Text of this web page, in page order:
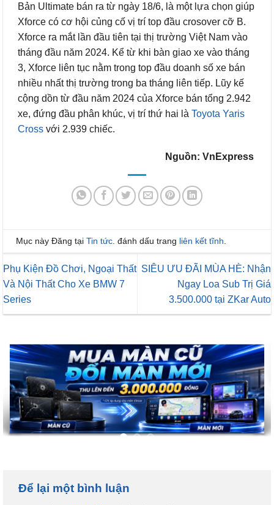
Bản Ultimate bán ra từ ngày 18/6, là một lựa chọn giúp
Xforce có cơ hội củng cố vị trí top đầu crosover cỡ B.
Xforce ra mắt lần đầu tiên tại thị trường Việt Nam vào
tháng đầu năm 2024. Kể từ khi bàn giao xe vào tháng
3, Xforce liên tục nằm trong top đầu doanh số xe bán
nhiều nhất thị trường trong ba tháng liên tiếp. Lũy kế
cộng dồn từ đầu năm 2024 của Xforce bán tổng 2.942
xe, đứng đầu phân khúc, vị trí thứ hai là Toyota Yaris
Cross với 2.939 chiếc.
Nguồn: VnExpress
Mục này Đăng tại Tin tức . đánh dấu trang liên kết tĩnh
Phụ Kiện Đồ Chơi, Ngoại Thất
Và Nội Thất Cho Xe BMW 7
Series
SIÊU ƯU ĐÃI MÙA HÈ: Nhận
Ngay Loa Sub Trị Giá
3.500.000 tại ZKar Auto
Để lại một bình luận